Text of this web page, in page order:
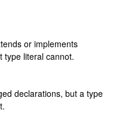
or implements
type literal cannot.
declarations, but a type